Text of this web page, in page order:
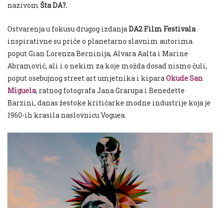
nazivom Šta DA?.
Ostvarenjau fokusudrugog izdanjaDA2 Film Festivala
inspirativne su priče o planetarno slavnim autorima
poput Gian Lorenza Berninija, Alvara Aalta i Marine
Abramović, ali i o nekim za koje možda dosad nismo čuli,
poput osebujnog street art umjetnika i kiparaOkude San
Miguela, ratnog fotografa Jana Grarupa i Benedette
Barzini, danas žestoke kritičarke modne industrije kojaje
1960-ih krasila naslovnicuVoguea.